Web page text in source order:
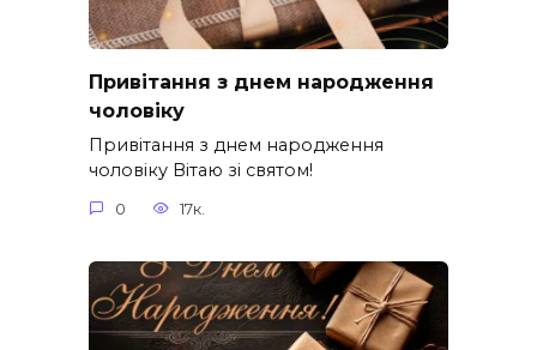
Привітання з днем народження
чоловіку
Привітання з днем народження
чоловіку Вітаю зі святом!
0 17к.